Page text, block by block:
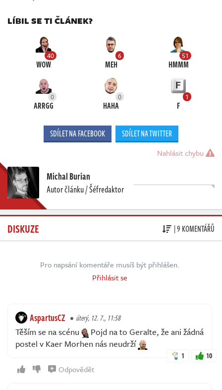
LÍBIL SE TI ČLÁNEK?
40
WOW
6
MEH
51
HMMM
0
ARRGG
0
HAHA
1
F
SDÍLET NA FACEBOOK SDÍLET NA TWITTER
Nahlásit chybu
Michal Burian
Autor článku / Šéfredaktor
DISKUZE | 9 KOMENTÁŘŮ
Pro napsání komentáře musíš být přihlášen.
Přihlásit se
AspartusCZ úterý, 12. 7., 11:58
Těším se na scénu
Pojd na to Geralte, že ani žádná
postel v Kaer Morhen nás neudrží
1 10
Odpovědět